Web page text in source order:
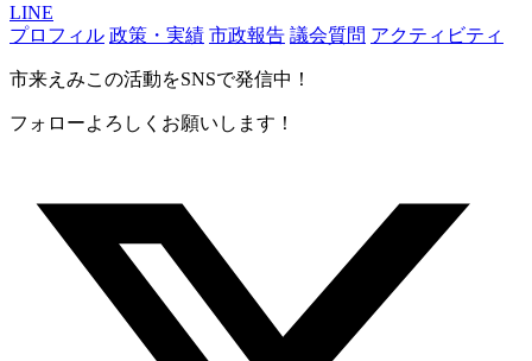
LINE
プロフィル 政策・実績 市政報告 議会質問 アクティビティ
市来えみこの活動をSNSで発信中！
フォローよろしくお願いします！